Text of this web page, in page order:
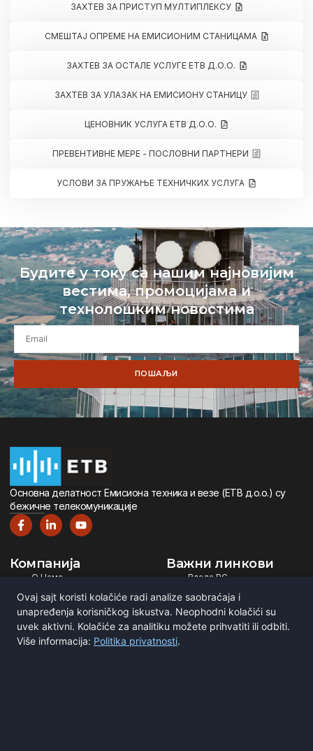
ЗАХТЕВ ЗА ПРИСТУП МУЛТИПЛЕКСУ
СМЕШТАЈ ОПРЕМЕ НА ЕМИСИОНИМ СТАНИЦАМА
ЗАХТЕВ ЗА ОСТАЛЕ УСЛУГЕ ЕТВ Д.О.О.
ЗАХТЕВ ЗА УЛАЗАК НА ЕМИСИОНУ СТАНИЦУ
ЦЕНОВНИК УСЛУГА ЕТВ Д.О.О.
ПРЕВЕНТИВНЕ МЕРЕ - ПОСЛОВНИ ПАРТНЕРИ
УСЛОВИ ЗА ПРУЖАЊЕ ТЕХНИЧКИХ УСЛУГА
Будите у току са нашим најновијим
вестима, промоцијама и
технолошким новостима
ПОШАЉИ
Oсновна дeлатност Eмисиона тeхника и вeзe (ETВ д.о.о.) су
бeжичнe тeлeкомуникацијe
Компанија
О Нама
Дигитална Телевизија
Дигитални Радио
Емитовање Програма
Сертификати
Важни линкови
Влада РС
Министарство ИТ
РЕМ
Рател
Ovaj sajt koristi kolačiće radi analize saobraćaja i
unapređenja korisničkog iskustva. Neophodni kolačići su
uvek aktivni. Kolačiće za analitiku možete prihvatiti ili odbiti.
Više informacija: Politika privatnosti.